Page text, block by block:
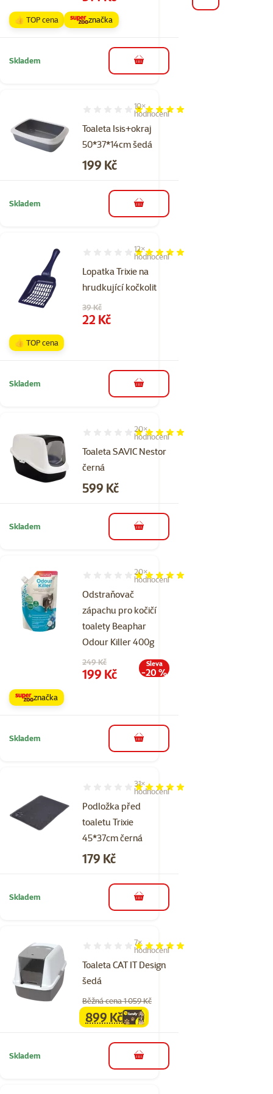
👍 TOP cena značka
Skladem do košíku
Toaleta Isis+okraj
50*37*14cm šedá
Hodnocení 100%, počet hodnocení: 10
10×
hodnocení
Cena
199 Kč
Skladem do košíku
Lopatka Trixie na
hrudkující kočkolit
Hodnocení 98%, počet hodnocení: 12
12×
hodnocení
Původní cena
39 Kč
Cena
22 Kč
👍 TOP cena
Skladem do košíku
Toaleta SAVIC Nestor
černá
Hodnocení 98%, počet hodnocení: 20
20×
hodnocení
Cena
599 Kč
Skladem do košíku
Odstraňovač
zápachu pro kočičí
toalety Beaphar
Odour Killer 400g
Hodnocení 96%, počet hodnocení: 20
20×
hodnocení
Původní cena
249 Kč
Cena
199 Kč
Sleva
-20 %
značka
Skladem do košíku
Podložka před
toaletu Trixie
45*37cm černá
Hodnocení 96%, počet hodnocení: 31
31×
hodnocení
Cena
179 Kč
Skladem do košíku
Toaleta CAT IT Design
šedá
Hodnocení 100%, počet hodnocení: 7
7×
hodnocení
Běžná cena 1 059 Kč
familycena
899 Kč
Skladem do košíku